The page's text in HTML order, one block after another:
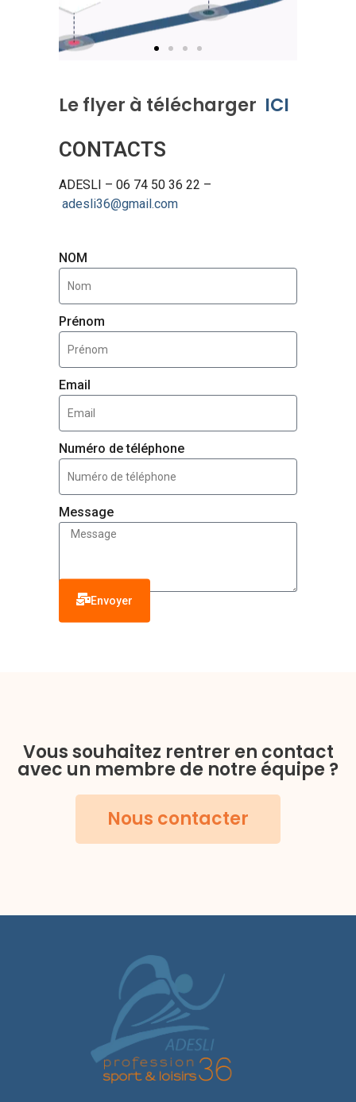
Le flyer à télécharger ICI
CONTACTS
ADESLI – 06 74 50 36 22 –
adesli36@gmail.com
NOM
Prénom
Email
Numéro de téléphone
Message
Envoyer
Vous souhaitez rentrer en contact
avec un membre de notre équipe ?
Nous contacter